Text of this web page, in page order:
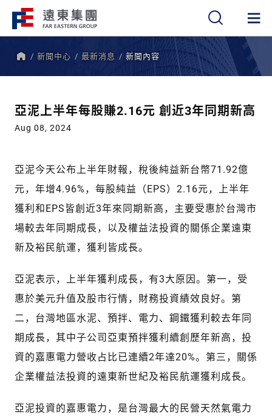
新聞中心 最新消息 新聞內容
亞泥上半年每股賺2.16元 創近3年同期新高
Aug 08, 2024
亞泥今天公布上半年財報，稅後純益新台幣71.92億
元，年增4.96%，每股純益（EPS）2.16元，上半年
獲利和EPS皆創近3年來同期新高，主要受惠於台灣市
場較去年同期成長，以及權益法投資的關係企業遠東
新及裕民航運，獲利皆成長。
亞泥表示，上半年獲利成長，有3大原因。第一，受
惠於美元升值及股市行情，財務投資績效良好。第
二，台灣地區水泥、預拌、電力、鋼鐵獲利較去年同
期成長，其中子公司亞東預拌獲利續創歷年新高，投
資的嘉惠電力營收占比已連續2年達20%。第三，關係
企業權益法投資的遠東新世紀及裕民航運獲利成長。
亞泥投資的嘉惠電力，是台灣最大的民營天然氣電力